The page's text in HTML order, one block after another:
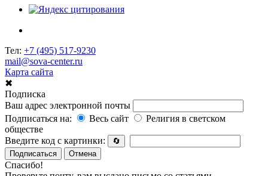
Тел: +7 (495) 517-9230
mail@sova-center.ru
Карта сайта
✖
Подписка
Ваш адрес электронной почты
Подписаться на:
Весь сайт
Религия в светском
обществе
Введите код с картинки:
🔄
Подписаться
Отмена
Спасибо!